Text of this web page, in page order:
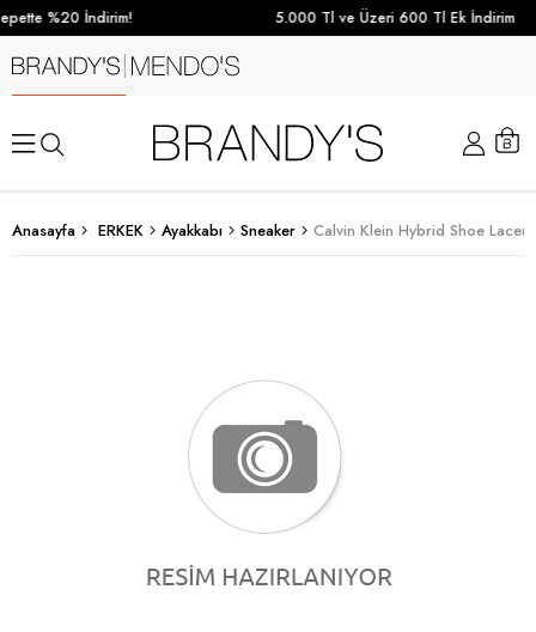
%20 İndirim! 5.000 Tl ve Üzeri 600 Tl Ek İndirim
Anasayfa ERKEK Ayakkabı Sneaker